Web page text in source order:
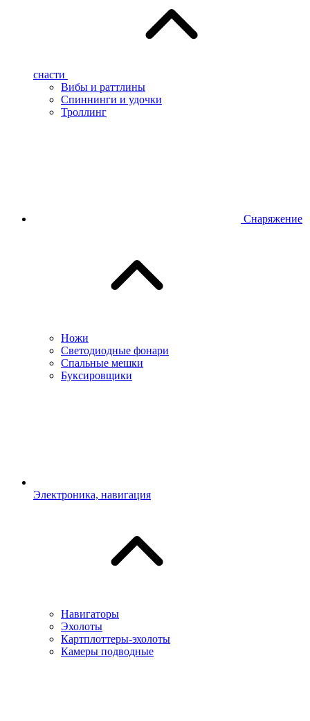
снасти
Вибы и раттлины
Спиннинги и удочки
Троллинг
Снаряжение
Ножи
Светодиодные фонари
Спальные мешки
Буксировщики
Электроника, навигация
Навигаторы
Эхолоты
Картплоттеры-эхолоты
Камеры подводные